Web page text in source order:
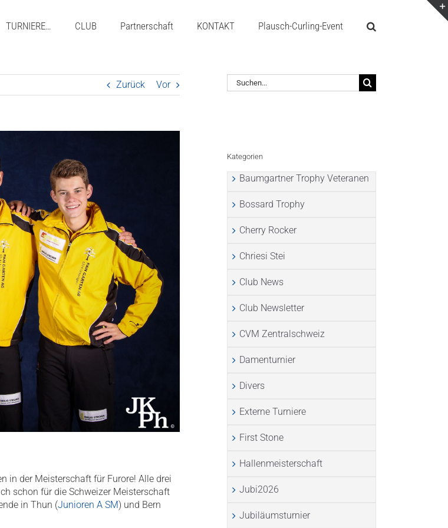
TURNIERE… CLUB Partnerschaft KONTAKT Plausch-Curling-Event
Zurück Vor
in der Meisterschaft für Furore! Alle drei
schon für die Schweizer Meisterschaft
in Thun (Junioren A SM) und Bern
Suche
nach:
Kategorien
Baumgartner Trophy Veteranen
Bossard Trophy
Cherry Rocker
Chriesi Stei
Club News
Club Newsletter
CVM Zentralschweiz
Damenturnier
Divers
Externe Turniere
First Stone
Hallenmeisterschaft
Jubi2026
Jubiläumsturnier